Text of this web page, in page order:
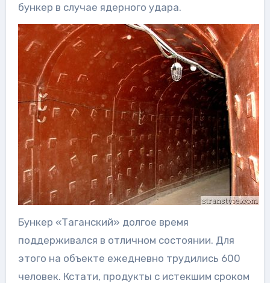
бункер в случае ядерного удара.
Бункер «Таганский» долгое время
поддерживался в отличном состоянии. Для
этого на объекте ежедневно трудились 600
человек. Кстати, продукты с истекшим сроком